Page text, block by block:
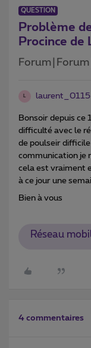
QUESTION
Problème
Procince de
L laurent_0115
Bonsoir depuis
difficulté avec le
de poulseir
communication je
cela est vraiment
à ce jour une
Bien à vous
Réseau
4 commentaires